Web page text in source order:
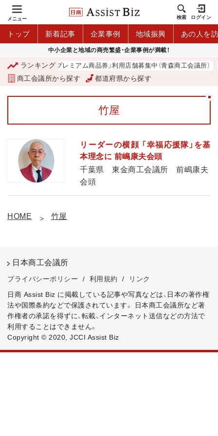
メニュー 検索 ログイン
トップ 新着記事 企業事例 地域振興 あの人を
中小企業と地域の商売繁盛・企業事例が満載！
ランキング
「青森市プレミアム商品券」利用店舗募集中（青森商工会議所）
商工会議所から探す 都道府県から探す
竹屋
リーダーの横顔 「幸福応援隊」を基
本理念に 前嶋康夫会頭
千葉県 東金商工会議所 前嶋康夫
会頭
HOME 竹屋
日本商工会議所
プライバシーポリシー / 利用規約 /
リンク
日商 Assist Biz に掲載している記事や写真などは、日本の著作権
法や国際条約などで保護されています。
日本商工会議所など著
作権者の承諾を得ずに、転載、インターネット送信などの方法で
利用することはできません。
Copyright © 2020, JCCI Assist Biz